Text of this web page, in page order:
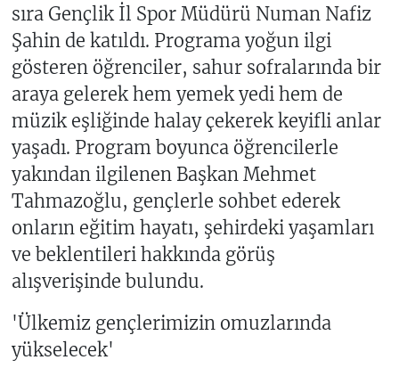
sıra Gençlik İl Spor Müdürü Numan Nafiz
Şahin de katıldı. Programa yoğun ilgi
gösteren öğrenciler, sahur sofralarında bir
araya gelerek hem yemek yedi hem de
müzik eşliğinde halay çekerek keyifli anlar
yaşadı. Program boyunca öğrencilerle
yakından ilgilenen Başkan Mehmet
Tahmazoğlu, gençlerle sohbet ederek
onların eğitim hayatı, şehirdeki yaşamları
ve beklentileri hakkında görüş
alışverişinde bulundu.
'Ülkemiz gençlerimizin omuzlarında
yükselecek'